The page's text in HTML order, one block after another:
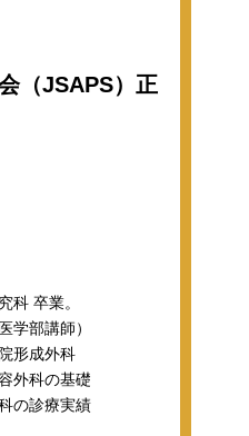
（JSAPS）正
科 卒業。
学部講師）
形成外科
外科の基礎
の診療実績